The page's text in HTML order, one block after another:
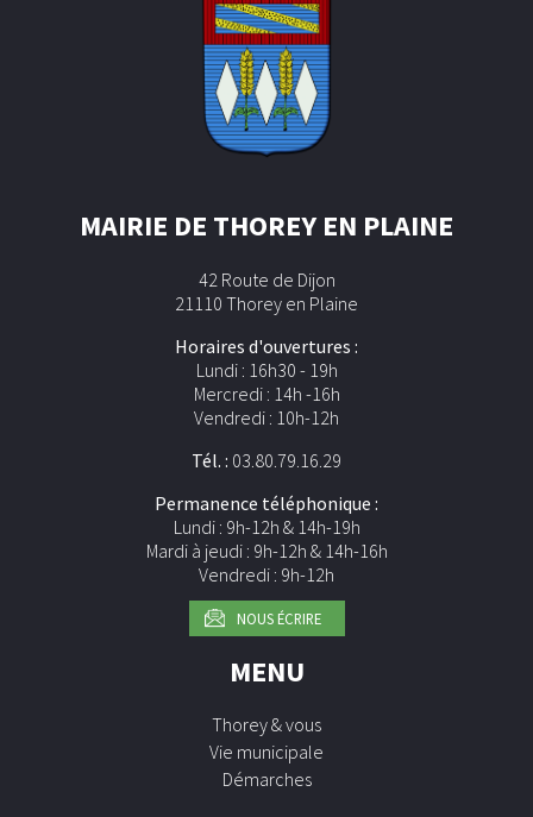
MAIRIE DE THOREY EN PLAINE
42 Route de Dijon
21110 Thorey en Plaine
Horaires d'ouvertures :
Lundi : 16h30 - 19h
Mercredi : 14h -16h
Vendredi : 10h-12h
Tél. : 03.80.79.16.29
Permanence téléphonique :
Lundi : 9h-12h & 14h-19h
Mardi à jeudi : 9h-12h & 14h-16h
Vendredi : 9h-12h
NOUS ÉCRIRE
MENU
Thorey & vous
Vie municipale
Démarches